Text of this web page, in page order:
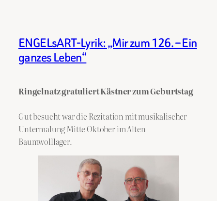
ENGELsART-Lyrik: „Mir zum 126. – Ein
ganzes Leben“
Ringelnatz gratuliert Kästner zum Geburtstag
Gut besucht war die Rezitation mit musikalischer
Untermalung Mitte Oktober im Alten
Baumwolllager.